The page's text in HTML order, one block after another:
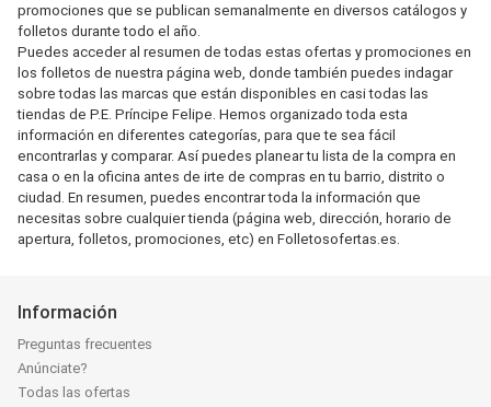
promociones que se publican semanalmente en diversos catálogos y
folletos durante todo el año.
Puedes acceder al resumen de todas estas ofertas y promociones en
los folletos de nuestra página web, donde también puedes indagar
sobre todas las marcas que están disponibles en casi todas las
tiendas de P.E. Príncipe Felipe. Hemos organizado toda esta
información en diferentes categorías, para que te sea fácil
encontrarlas y comparar. Así puedes planear tu lista de la compra en
casa o en la oficina antes de irte de compras en tu barrio, distrito o
ciudad. En resumen, puedes encontrar toda la información que
necesitas sobre cualquier tienda (página web, dirección, horario de
apertura, folletos, promociones, etc) en Folletosofertas.es.
Información
Preguntas frecuentes
Anúnciate?
Todas las ofertas